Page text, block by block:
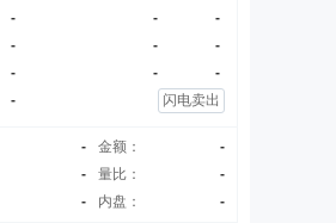
- -
-
- -
-
- -
-
- 闪电卖出
- 金额：
-
- 量比：
-
- 内盘： -